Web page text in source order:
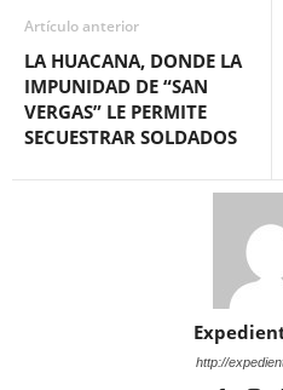
Artículo anterior
LA HUACANA, DONDE LA
IMPUNIDAD DE “SAN
VERGAS” LE PERMITE
SECUESTRAR SOLDADOS
http://